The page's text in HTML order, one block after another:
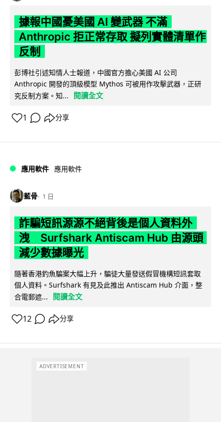
據報中國憂美國 AI 變武器 不滿
Anthropic 拒正常存取 擬列實體清單作
反制
彭博社引述知情人士報道，中國官方擔心美國 AI 公司
Anthropic 開發的頂級模型 Mythos 可被用作攻擊武器，正研
究反制方案。知...
閱讀全文
1 分享
應用軟件 應用軟件
藍骨 1 日
詐騙短訊源源不絕背後是個人資料外
洩 Surfshark Antiscam Hub 由源頭
減少數據曝光
隨著香港釣魚騙案大幅上升，騙徒大量發送假冒機構短訊套取
個人資料。Surfshark 有見及此推出 Antiscam Hub 介面，整
合電郵遮...
閱讀全文
12 分享
ADVERTISEMENT